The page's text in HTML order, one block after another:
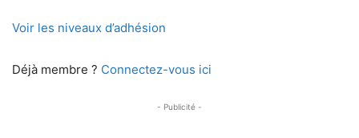
Voir les niveaux d’adhésion
Déjà membre ? Connectez-vous ici
- Publicité -